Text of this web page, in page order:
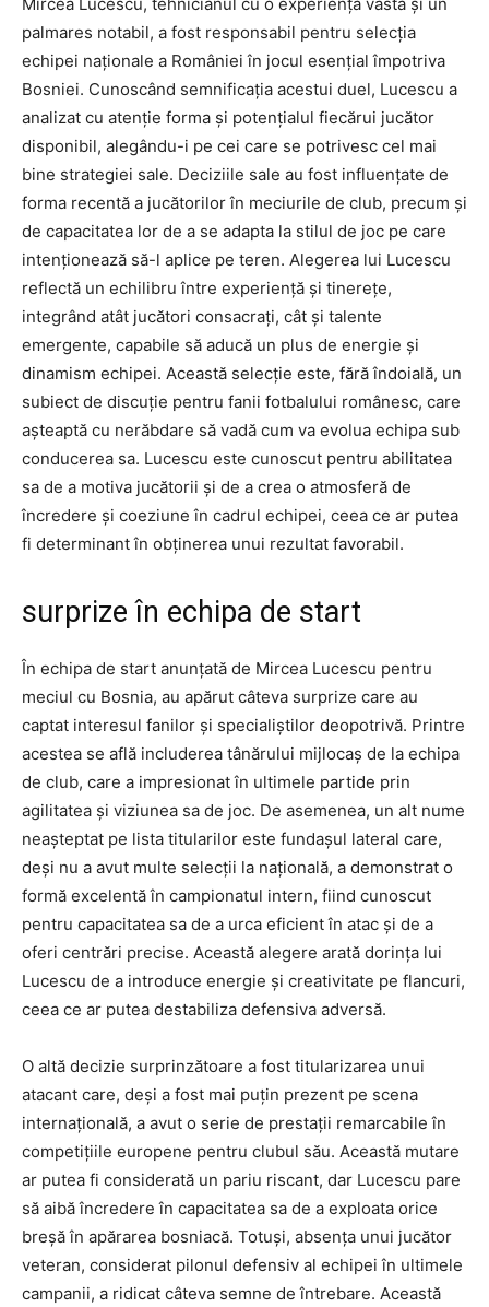
palmares notabil, a fost responsabil pentru selecția
echipei naționale a României în jocul esențial împotriva
Bosniei. Cunoscând semnificația acestui duel, Lucescu a
analizat cu atenție forma și potențialul fiecărui jucător
disponibil, alegându-i pe cei care se potrivesc cel mai
bine strategiei sale. Deciziile sale au fost influențate de
forma recentă a jucătorilor în meciurile de club, precum și
de capacitatea lor de a se adapta la stilul de joc pe care
intenționează să-l aplice pe teren. Alegerea lui Lucescu
reflectă un echilibru între experiență și tinerețe,
integrând atât jucători consacrați, cât și talente
emergente, capabile să aducă un plus de energie și
dinamism echipei. Această selecție este, fără îndoială, un
subiect de discuție pentru fanii fotbalului românesc, care
așteaptă cu nerăbdare să vadă cum va evolua echipa sub
conducerea sa. Lucescu este cunoscut pentru abilitatea
sa de a motiva jucătorii și de a crea o atmosferă de
încredere și coeziune în cadrul echipei, ceea ce ar putea
fi determinant în obținerea unui rezultat favorabil.
surprize în echipa de start
În echipa de start anunțată de Mircea Lucescu pentru
meciul cu Bosnia, au apărut câteva surprize care au
captat interesul fanilor și specialiștilor deopotrivă. Printre
acestea se află includerea tânărului mijlocaș de la echipa
de club, care a impresionat în ultimele partide prin
agilitatea și viziunea sa de joc. De asemenea, un alt nume
neașteptat pe lista titularilor este fundașul lateral care,
deși nu a avut multe selecții la națională, a demonstrat o
formă excelentă în campionatul intern, fiind cunoscut
pentru capacitatea sa de a urca eficient în atac și de a
oferi centrări precise. Această alegere arată dorința lui
Lucescu de a introduce energie și creativitate pe flancuri,
ceea ce ar putea destabiliza defensiva adversă.
O altă decizie surprinzătoare a fost titularizarea unui
atacant care, deși a fost mai puțin prezent pe scena
internațională, a avut o serie de prestații remarcabile în
competițiile europene pentru clubul său. Această mutare
ar putea fi considerată un pariu riscant, dar Lucescu pare
să aibă încredere în capacitatea sa de a exploata orice
breșă în apărarea bosniacă. Totuși, absența unui jucător
veteran, considerat pilonul defensiv al echipei în ultimele
campanii, a ridicat câteva semne de întrebare. Această